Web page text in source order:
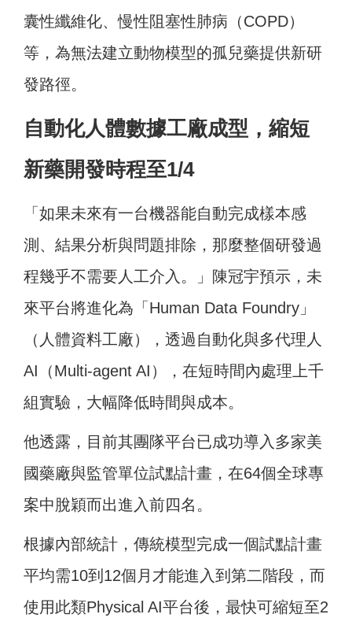
囊性纖維化、慢性阻塞性肺病（COPD）
等，為無法建立動物模型的孤兒藥提供新研
發路徑。
自動化人體數據工廠成型，縮短
新藥開發時程至1/4
「如果未來有一台機器能自動完成樣本感
測、結果分析與問題排除，那麼整個研發過
程幾乎不需要人工介入。」陳冠宇預示，未
來平台將進化為「Human Data Foundry」
（人體資料工廠），透過自動化與多代理人
AI（Multi-agent AI），在短時間內處理上千
組實驗，大幅降低時間與成本。
他透露，目前其團隊平台已成功導入多家美
國藥廠與監管單位試點計畫，在64個全球專
案中脫穎而出進入前四名。
根據內部統計，傳統模型完成一個試點計畫
平均需10到12個月才能進入到第二階段，而
使用此類Physical AI平台後，最快可縮短至2